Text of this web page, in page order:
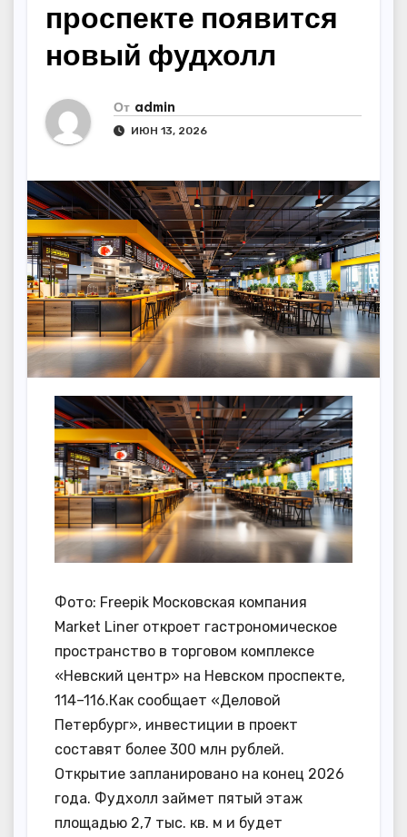
проспекте появится
новый фудхолл
От admin
ИЮН 13, 2026
Фото: Freepik Московская компания
Market Liner откроет гастрономическое
пространство в торговом комплексе
«Невский центр» на Невском проспекте,
114–116.Как сообщает «Деловой
Петербург», инвестиции в проект
составят более 300 млн рублей.
Открытие запланировано на конец 2026
года. Фудхолл займет пятый этаж
площадью 2,7 тыс. кв. м и будет